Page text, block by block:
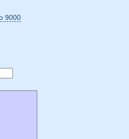
9000